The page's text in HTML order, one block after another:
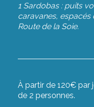
1 Sardobas : puits
caravanes, espacés
Route de la Soie.
À partir de 120€ par
de 2 personnes.